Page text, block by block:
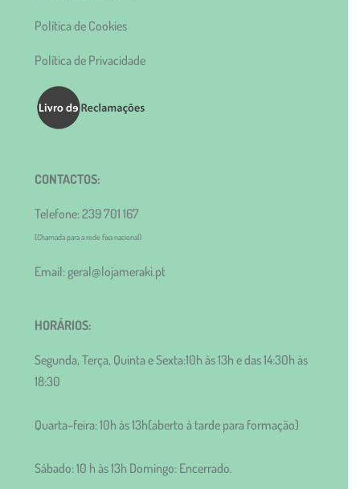
Política de Cookies
Política de Privacidade
CONTACTOS:
Telefone: 239 701 167
(Chamada para a rede fixa nacional)
Email: geral@lojameraki.pt
HORÁRIOS:
Segunda, Terça, Quinta e Sexta:10h às 13h e das 14:30h às
18:30
Quarta–feira: 10h às 13h(aberto à tarde para formação)
Sábado: 10 h às 13h Domingo: Encerrado.